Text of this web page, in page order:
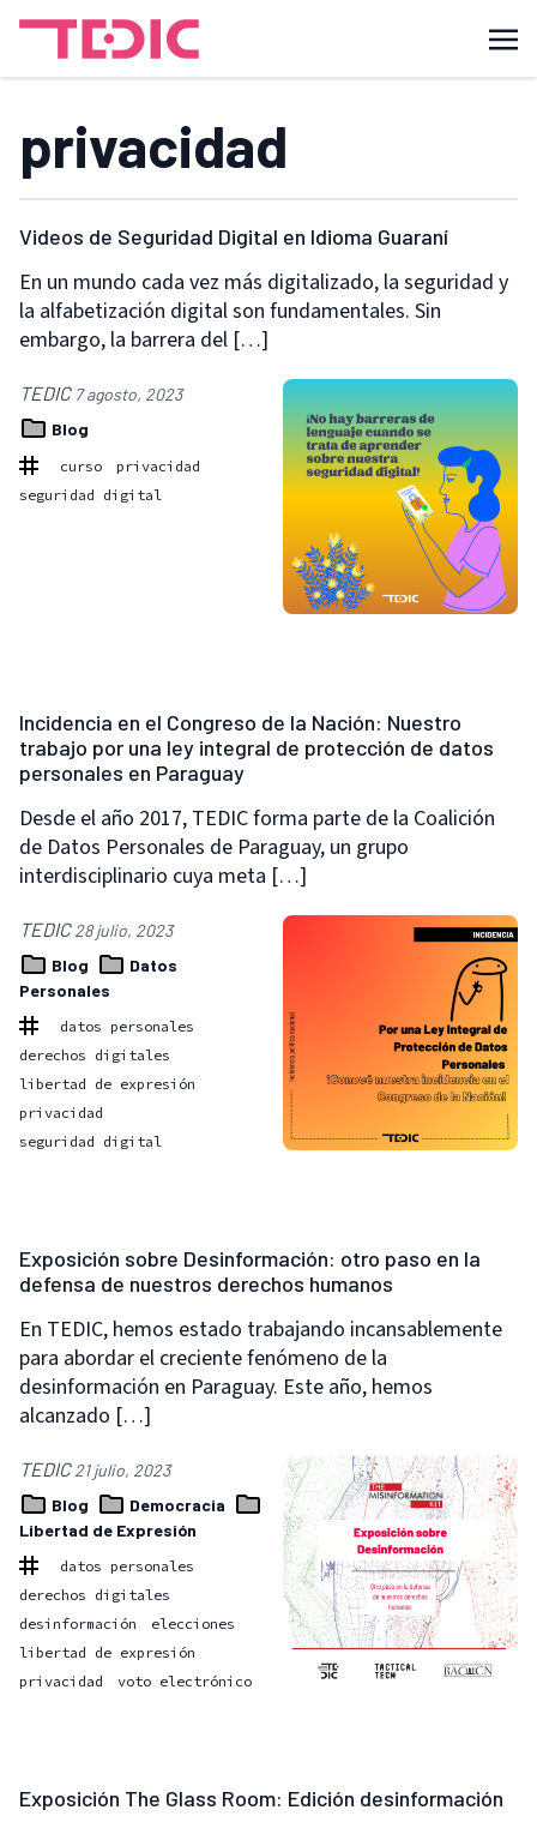
privacidad
Videos de Seguridad Digital en Idioma Guaraní
En un mundo cada vez más digitalizado, la seguridad y
la alfabetización digital son fundamentales. Sin
embargo, la barrera del […]
TEDIC 7 agosto, 2023
Blog
curso
privacidad
seguridad digital
Incidencia en el Congreso de la Nación: Nuestro
trabajo por una ley integral de protección de datos
personales en Paraguay
Desde el año 2017, TEDIC forma parte de la Coalición
de Datos Personales de Paraguay, un grupo
interdisciplinario cuya meta […]
TEDIC28 julio, 2023
Blog
Datos
Personales
datos personales
derechos digitales
libertad de expresión
privacidad
seguridad digital
Exposición sobre Desinformación: otro paso en la
defensa de nuestros derechos humanos
En TEDIC, hemos estado trabajando incansablemente
para abordar el creciente fenómeno de la
desinformación en Paraguay. Este año, hemos
alcanzado […]
TEDIC21 julio, 2023
Blog
Democracia
Libertad de Expresión
datos personales
derechos digitales
desinformación
elecciones
libertad de expresión
privacidad
voto electrónico
Exposición The Glass Room: Edición desinformación